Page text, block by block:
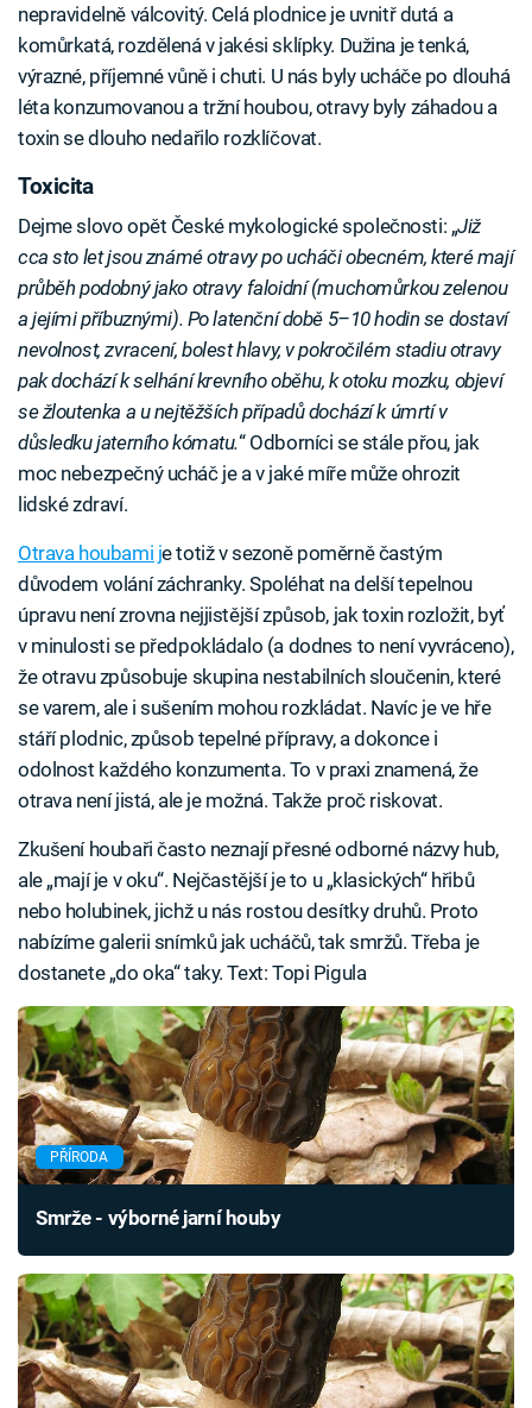
nepravidelně válcovitý. Celá plodnice je uvnitř dutá a
komůrkatá, rozdělená v jakési sklípky. Dužina je tenká,
výrazné, příjemné vůně i chuti. U nás byly ucháče po dlouhá
léta konzumovanou a tržní houbou, otravy byly záhadou a
toxin se dlouho nedařilo rozklíčovat.
Toxicita
Dejme slovo opět České mykologické společnosti: „Již
cca sto let jsou známé otravy po ucháči obecném, které mají
průběh podobný jako otravy faloidní (muchomůrkou zelenou
a jejími příbuznými). Po latenční době 5–10 hodin se dostaví
nevolnost, zvracení, bolest hlavy, v pokročilém stadiu otravy
pak dochází k selhání krevního oběhu, k otoku mozku, objeví
se žloutenka a u nejtěžších případů dochází k úmrtí v
důsledku jaterního kómatu.“ Odborníci se stále přou, jak
moc nebezpečný ucháč je a v jaké míře může ohrozit
lidské zdraví.
Otrava houbami je totiž v sezoně poměrně častým
důvodem volání záchranky. Spoléhat na delší tepelnou
úpravu není zrovna nejjistější způsob, jak toxin rozložit, byť
v minulosti se předpokládalo (a dodnes to není vyvráceno),
že otravu způsobuje skupina nestabilních sloučenin, které
se varem, ale i sušením mohou rozkládat. Navíc je ve hře
stáří plodnic, způsob tepelné přípravy, a dokonce i
odolnost každého konzumenta. To v praxi znamená, že
otrava není jistá, ale je možná. Takže proč riskovat.
Zkušení houbaři často neznají přesné odborné názvy hub,
ale „mají je v oku“. Nejčastější je to u „klasických“ hřibů
nebo holubinek, jichž u nás rostou desítky druhů. Proto
nabízíme galerii snímků jak ucháčů, tak smržů. Třeba je
dostanete „do oka“ taky. Text: Topi Pigula
PŘÍRODA
Smrže - výborné jarní houby